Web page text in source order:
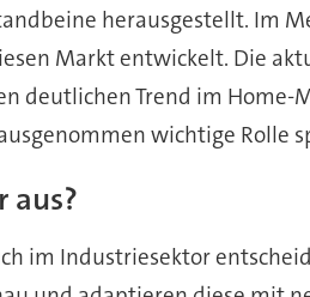
herausgestellt. Im
Markt entwickelt. Die
deutlichen Trend im Home-
wichtige Rolle
aus?
im Industriesektor